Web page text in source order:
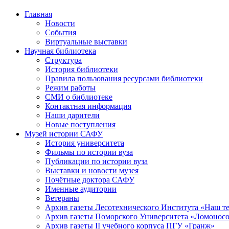
Главная
Новости
События
Виртуальные выставки
Научная библиотека
Структура
История библиотеки
Правила пользования ресурсами библиотеки
Режим работы
СМИ о библиотеке
Контактная информация
Наши дарители
Новые поступления
Музей истории САФУ
История университета
Фильмы по истории вуза
Публикации по истории вуза
Выставки и новости музея
Почётные доктора САФУ
Именные аудитории
Ветераны
Архив газеты Лесотехнического Института «Наш
Архив газеты Поморского Университета
Архив газеты II учебного корпуса ПГУ «Гранж»